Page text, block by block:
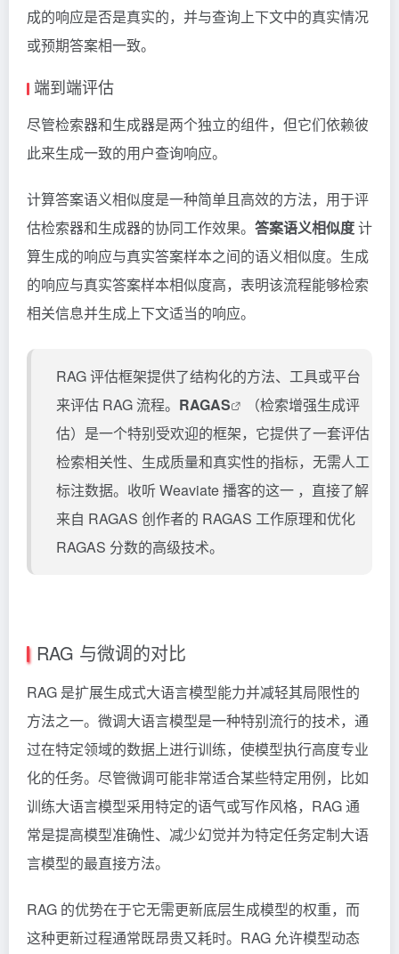
成的响应是否是真实的，并与查询上下文中的真实情况
或预期答案相一致。
端到端评估
尽管检索器和生成器是两个独立的组件，但它们依赖彼
此来生成一致的用户查询响应。
计算答案语义相似度是一种简单且高效的方法，用于评
估检索器和生成器的协同工作效果。 答案语义相似度计
算生成的响应与真实答案样本之间的语义相似度。生成
的响应与真实答案样本相似度高，表明该流程能够检索
相关信息并生成上下文适当的响应。
RAG 评估框架提供了结构化的方法、工具或平台
来评估 RAG 流程。 RAGAS
（检索增强生成评
估）是一个特别受欢迎的框架，它提供了一套评估
检索相关性、生成质量和真实性的指标，无需人工
标注数据。收听 Weaviate 播客的这一 ，直接了解
来自 RAGAS 创作者的 RAGAS 工作原理和优化
RAGAS 分数的高级技术。
RAG 与微调的对比
RAG 是扩展生成式大语言模型能力并减轻其局限性的
方法之一。微调大语言模型是一种特别流行的技术，通
过在特定领域的数据上进行训练，使模型执行高度专业
化的任务。尽管微调可能非常适合某些特定用例，比如
训练大语言模型采用特定的语气或写作风格，RAG 通
常是提高模型准确性、减少幻觉并为特定任务定制大语
言模型的最直接方法。
RAG 的优势在于它无需更新底层生成模型的权重，而
这种更新过程通常既昂贵又耗时。RAG 允许模型动态